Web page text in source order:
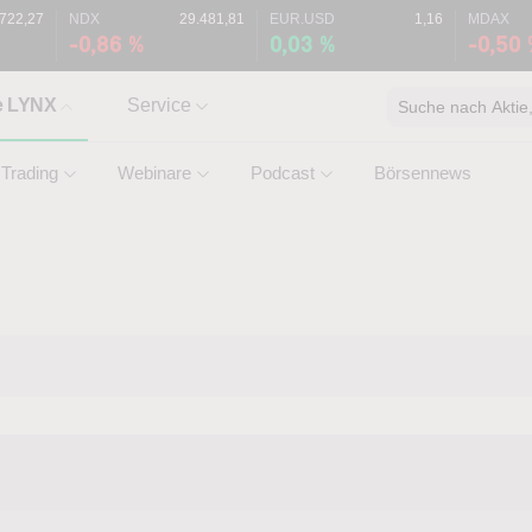
NDX 29.481,81
-0,86 %
EUR.USD 1,16
0,03 %
MDAX
-0,50
LYNX
Trading Webinare Podcast Börsennews
Service Suche nach